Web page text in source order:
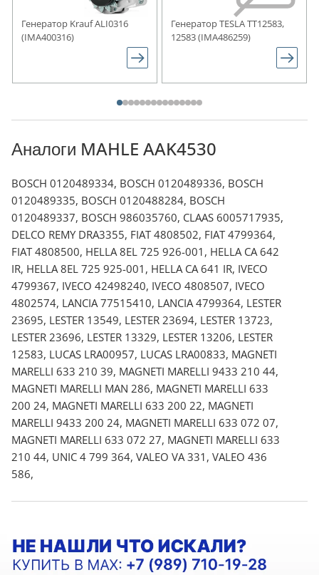
Генератор Krauf ALI0316
(IMA400316)
Генератор TESLA TT12583,
12583 (IMA486259)
Аналоги MAHLE AAK4530
BOSCH 0120489334, BOSCH 0120489336, BOSCH
0120489335, BOSCH 0120488284, BOSCH
0120489337, BOSCH 986035760, CLAAS 6005717935,
DELCO REMY DRA3355, FIAT 4808502, FIAT 4799364,
FIAT 4808500, HELLA 8EL 725 926-001, HELLA CA 642
IR, HELLA 8EL 725 925-001, HELLA CA 641 IR, IVECO
4799367, IVECO 42498240, IVECO 4808507, IVECO
4802574, LANCIA 77515410, LANCIA 4799364, LESTER
23695, LESTER 13549, LESTER 23694, LESTER 13723,
LESTER 23696, LESTER 13329, LESTER 13206, LESTER
12583, LUCAS LRA00957, LUCAS LRA00833, MAGNETI
MARELLI 633 210 39, MAGNETI MARELLI 9433 210 44,
MAGNETI MARELLI MAN 286, MAGNETI MARELLI 633
200 24, MAGNETI MARELLI 633 200 22, MAGNETI
MARELLI 9433 200 24, MAGNETI MARELLI 633 072 07,
MAGNETI MARELLI 633 072 27, MAGNETI MARELLI 633
210 44, UNIC 4 799 364, VALEO VA 331, VALEO 436
586,